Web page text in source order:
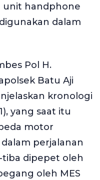
unit handphone
dalam
Pol H.
Batu Aji
kronologi
yang saat itu
motor
dalam perjalanan
tiba dipepet oleh
oleh MES